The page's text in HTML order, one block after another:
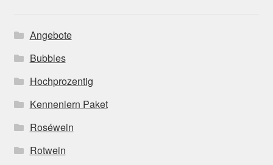
Angebote
Bubbles
Hochprozentig
Kennenlern Paket
Roséwein
Rotwein